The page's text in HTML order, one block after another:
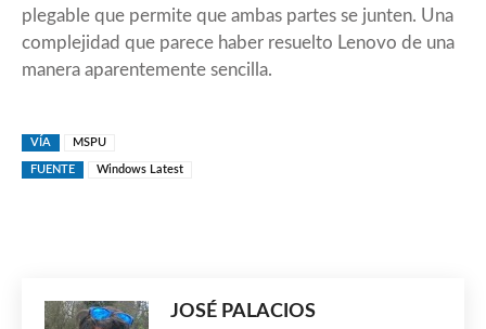
plegable que permite que ambas partes se junten. Una
complejidad que parece haber resuelto Lenovo de una
manera aparentemente sencilla.
VÍA MSPU
FUENTE Windows Latest
JOSÉ PALACIOS